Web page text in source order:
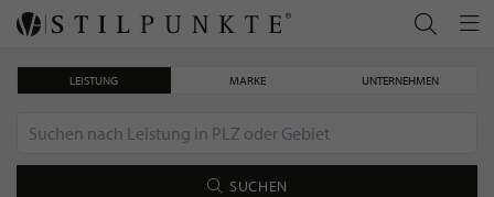
LEISTUNG MARKE UNTERNEHMEN
SUCHEN